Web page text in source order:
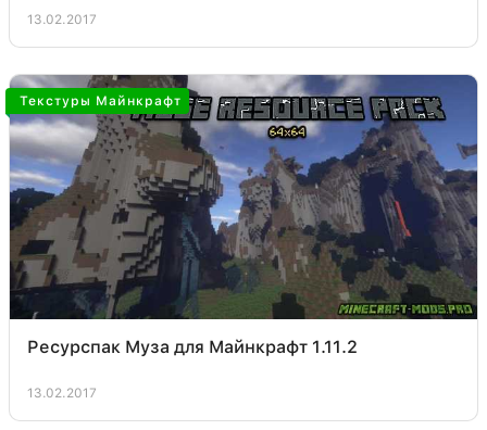
13.02.2017
Текстуры Майнкрафт
Ресурспак Муза для Майнкрафт 1.11.2
13.02.2017